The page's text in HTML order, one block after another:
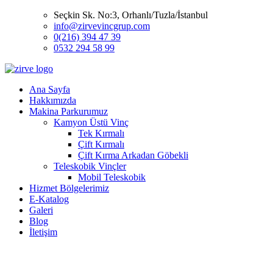
Seçkin Sk. No:3, Orhanlı/Tuzla/İstanbul
info@zirvevincgrup.com
0(216) 394 47 39
0532 294 58 99
Ana Sayfa
Hakkımızda
Makina Parkurumuz
Kamyon Üstü Vinç
Tek Kırmalı
Çift Kırmalı
Çift Kırma Arkadan Göbekli
Teleskobik Vinçler
Mobil Teleskobik
Hizmet Bölgelerimiz
E-Katalog
Galeri
Blog
İletişim